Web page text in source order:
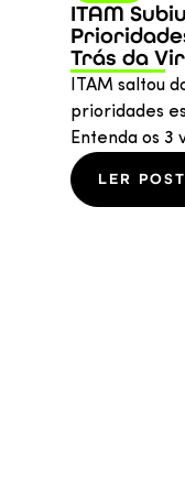
ITAM
Trás da
ITAM saltou
prioridades
Entenda os 3
LER POST